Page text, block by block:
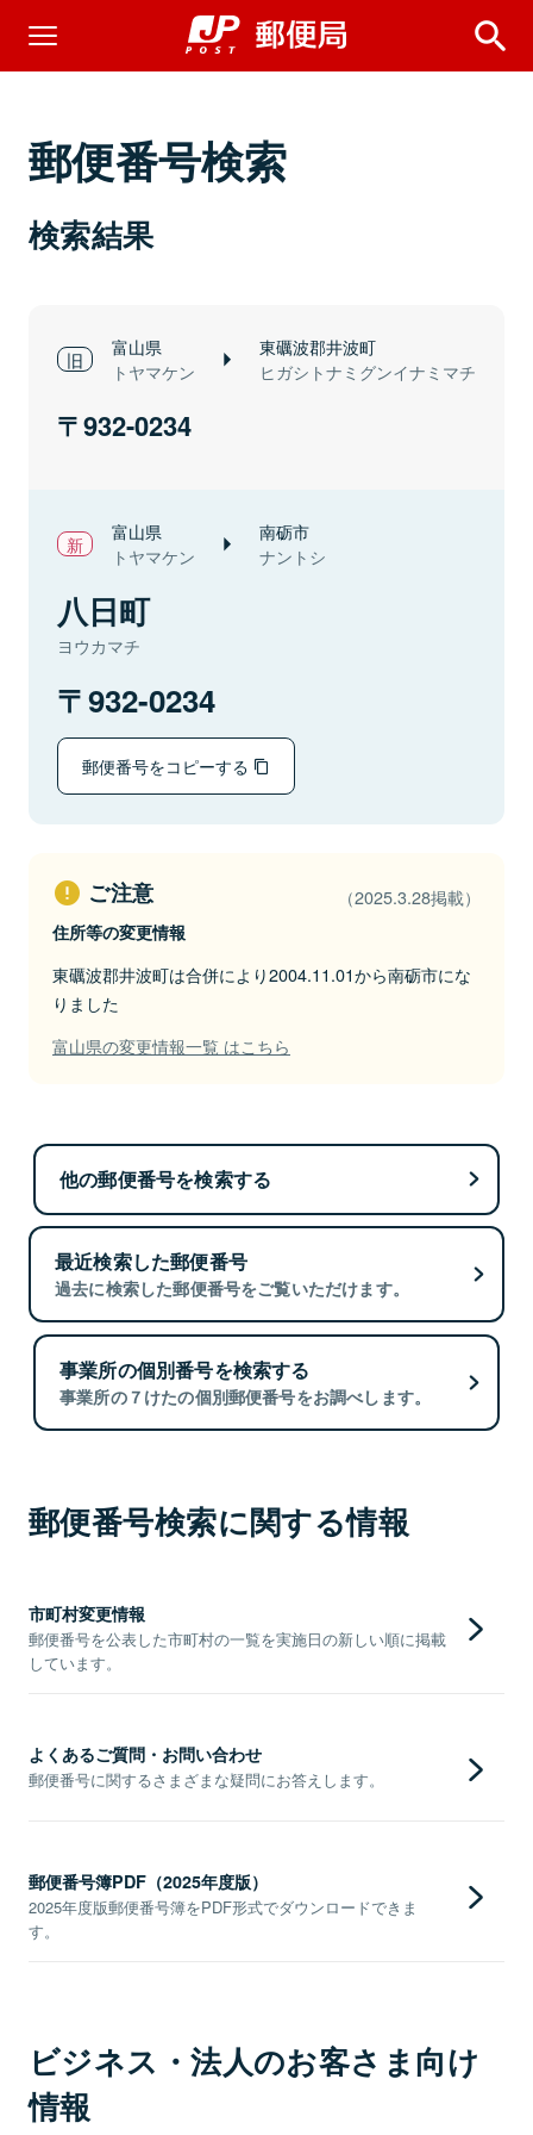
郵便番号検索
検索結果
富山県
トヤマケン
東礪波郡井波町
ヒガシトナミグンイナミマチ
932-0234
富山県
トヤマケン
南砺市
ナントシ
八日町
ヨウカマチ
932-0234
郵便番号をコピーする
ご注意 （2025.3.28掲載）
住所等の変更情報
東礪波郡井波町は合併により2004.11.01から南砺市にな
りました
富山県の変更情報一覧 はこちら
他の郵便番号を検索する
最近検索した郵便番号
過去に検索した郵便番号をご覧いただけます。
事業所の個別番号を検索する
事業所の７けたの個別郵便番号をお調べします。
郵便番号検索に関する情報
市町村変更情報
郵便番号を公表した市町村の一覧を実施日の新しい順に掲載
しています。
よくあるご質問・お問い合わせ
郵便番号に関するさまざまな疑問にお答えします。
郵便番号簿PDF（2025年度版）
2025年度版郵便番号簿をPDF形式でダウンロードできま
す。
ビジネス・法人のお客さま向け
情報